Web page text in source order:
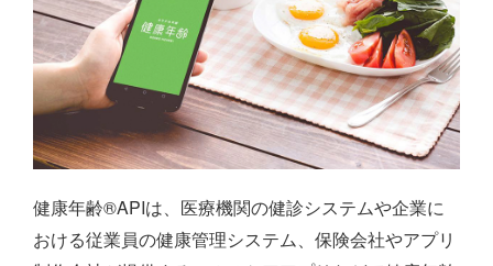
健康年齢®APIは、医療機関の健診システムや企業に
おける従業員の健康管理システム、保険会社やアプリ